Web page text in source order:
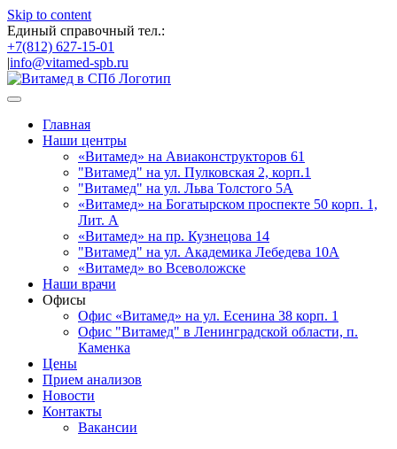
Skip to content
Единый справочный тел.:
+7(812) 627-15-01
|info@vitamed-spb.ru
Главная
Наши центры
«Витамед» на Авиаконструкторов 61
"Витамед" на ул. Пулковская 2, корп.1
"Витамед" на ул. Льва Толстого 5А
«Витамед» на Богатырском проспекте 50 корп. 1,
Лит. А
«Витамед» на пр. Кузнецова 14
"Витамед" на ул. Академика Лебедева 10А
«Витамед» во Всеволожске
Наши врачи
Офисы
Офис «Витамед» на ул. Есенина 38 корп. 1
Офис "Витамед" в Ленинградской области, п.
Каменка
Цены
Прием анализов
Новости
Контакты
Вакансии